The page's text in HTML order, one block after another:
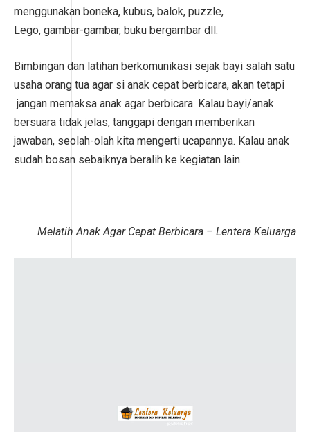
menggunakan boneka, kubus, balok, puzzle,
Lego, gambar-gambar, buku bergambar dll.
Bimbingan dan latihan berkomunikasi sejak bayi salah satu
usaha orang tua agar si anak cepat berbicara, akan tetapi
jangan memaksa anak agar berbicara. Kalau bayi/anak
bersuara tidak jelas, tanggapi dengan memberikan
jawaban, seolah-olah kita mengerti ucapannya. Kalau anak
sudah bosan sebaiknya beralih ke kegiatan lain.
Melatih Anak Agar Cepat Berbicara – Lentera Keluarga